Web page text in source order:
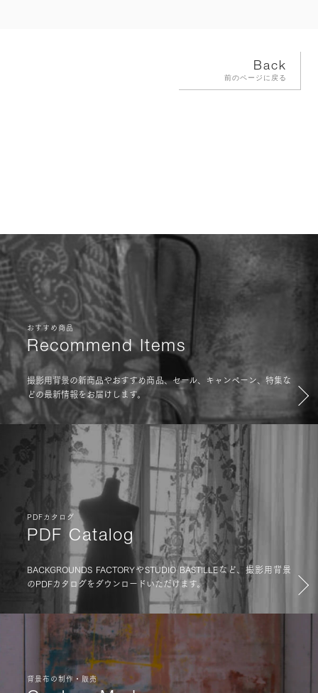
Back
前のページに戻る
おすすめ商品
Recommend Items
撮影用背景の新商品やおすすめ商品、セール、キャンペーン、特集な
どの最新情報をお届けします。
PDFカタログ
PDF Catalog
BACKGROUNDS FACTORYやSTUDIO BASTILLEなど、撮影用背景
のPDFカタログをダウンロードいただけます。
背景布の制作・販売